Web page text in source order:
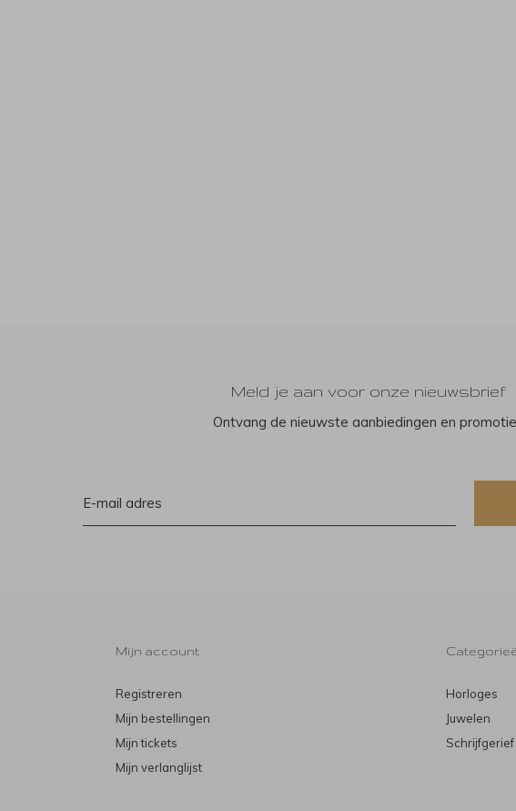
Meld je aan voor onze nieuwsbrief
Ontvang de nieuwste aanbiedingen en
Mijn account
Registreren
Mijn bestellingen
Mijn tickets
Mijn verlanglijst
Horloges
Juwelen